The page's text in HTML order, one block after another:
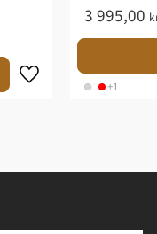
3 995,00
+1